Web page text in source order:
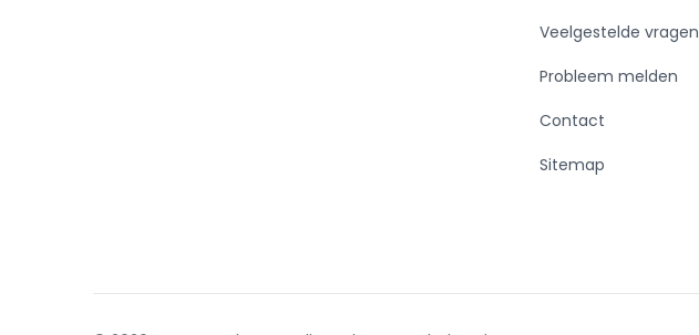
Veelgestelde vragen
Probleem melden
Contact
Sitemap